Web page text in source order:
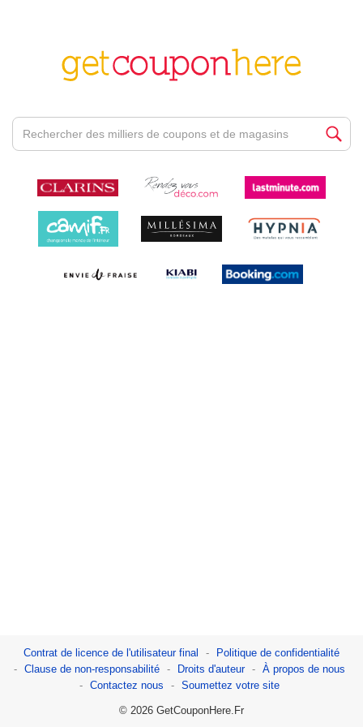
Contrat de licence de l'utilisateur final
Politique de confidentialité
Clause de non-responsabilité
Droits d'auteur
À propos de nous
Contactez nous
Soumettez votre site
© 2026 GetCouponHere.Fr